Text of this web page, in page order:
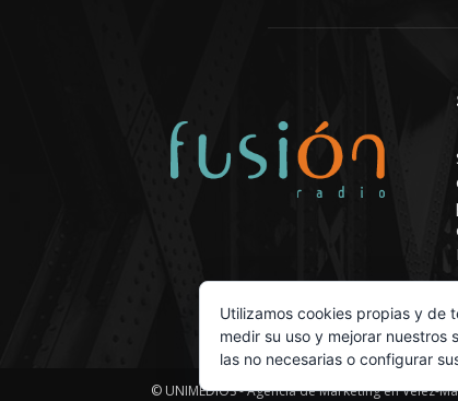
© UNIMEDIOS - Agencia de Marketing en Vélez-
Utilizamos cookies propias y de
medir su uso y mejorar
las no necesarias o configurar